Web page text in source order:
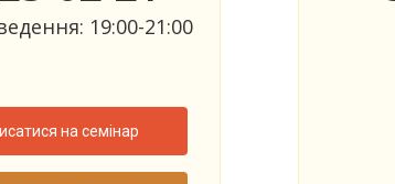
19:00-21:00
на семінар